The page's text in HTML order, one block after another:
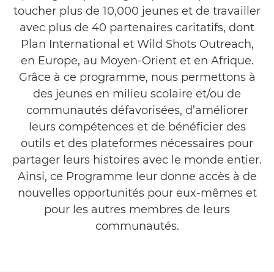
Contactez-nous
toucher plus de 10,000 jeunes et de travailler
avec plus de 40 partenaires caritatifs, dont
Plan International et Wild Shots Outreach,
en Europe, au Moyen-Orient et en Afrique.
Grâce à ce programme, nous permettons à
des jeunes en milieu scolaire et/ou de
communautés défavorisées, d’améliorer
leurs compétences et de bénéficier des
outils et des plateformes nécessaires pour
partager leurs histoires avec le monde entier.
Ainsi, ce Programme leur donne accès à de
nouvelles opportunités pour eux-mêmes et
pour les autres membres de leurs
communautés.